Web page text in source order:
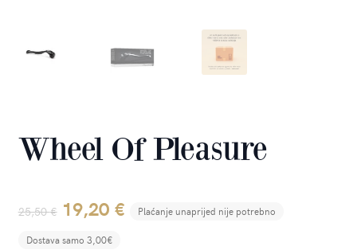
Wheel Of Pleasure
25,50€ Original
price
19,20 €Current
Plaćanje unaprijed nije potrebno
Dostava samo 3,00€